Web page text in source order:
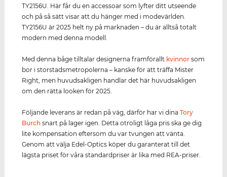
TY2156U. Här får du en accessoar som lyfter ditt utseende
och på så sätt visar att du hänger med i modevärlden.
TY2156U är 2025 helt ny på marknaden – du är alltså totalt
modern med denna modell.
Med denna båge tilltalar designerna framförallt kvinnor som
bor i storstadsmetropolerna – kanske för att träffa Mister
Right, men huvudsakligen handlar det här huvudsakligen
om den rätta looken för 2025.
Följande leverans är redan på väg, därför har vi dinaTory
Burch snart på lager igen. Detta otroligt låga pris ska ge dig
lite kompensation eftersom du var tvungen att vänta.
Genom att välja Edel-Optics köper du garanterat till det
lägsta priset för våra standardpriser är lika med REA-priser.